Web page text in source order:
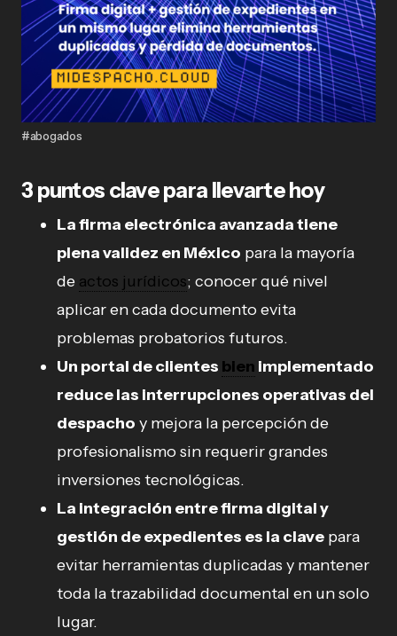
#abogados
3 puntos clave para llevarte hoy
La firma electrónica avanzada tiene
plena validez en México para la mayoría
de actos jurídicos; conocer qué nivel
aplicar en cada documento evita
problemas probatorios futuros.
Un portal de clientes bien implementado
reduce las interrupciones operativas del
despacho y mejora la percepción de
profesionalismo sin requerir grandes
inversiones tecnológicas.
La integración entre firma digital y
gestión de expedientes es la clave para
evitar herramientas duplicadas y mantener
toda la trazabilidad documental en un solo
lugar.